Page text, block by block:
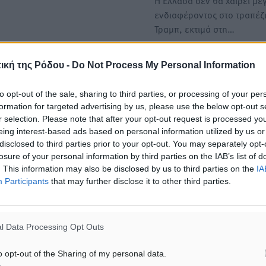
της Ρόδου - Do Not Process My Personal Information
opt-out of the sale, sharing to third parties, or processing of your
for targeted advertising by us, please use the below opt-out
selection. Please note that after your opt-out request is processed
interest-based ads based on personal information utilized by us
to third parties prior to your opt-out. You may separately
of your personal information by third parties on the IAB’s list of
This information may also be disclosed by us to third parties on the
Participants that may further disclose it to other third parties.
Data Processing Opt Outs
opt-out of the Sharing of my personal data.
ενδιαφέροντος στο
Τραμπ, εκτιμά στη…
Η Αγκυρα ακύρωσε την
Ακυρώθηκε από την
προγραμματισμένη για
επίσκεψη στην Αθήνα του
Τούρκου υπουργού…
οι ενεργειακές
προσιτών ξενοδοχείων
ζήτηση για πακέτα